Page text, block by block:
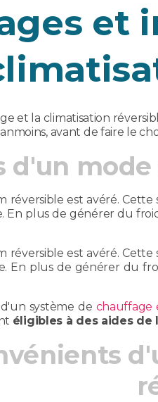
et
et la climatisation
avant de faire le
d'un
réversible est avéré.
En plus de générer du
réversible est avéré.
En plus de générer du
système de chauffage
éligibles à des aides de